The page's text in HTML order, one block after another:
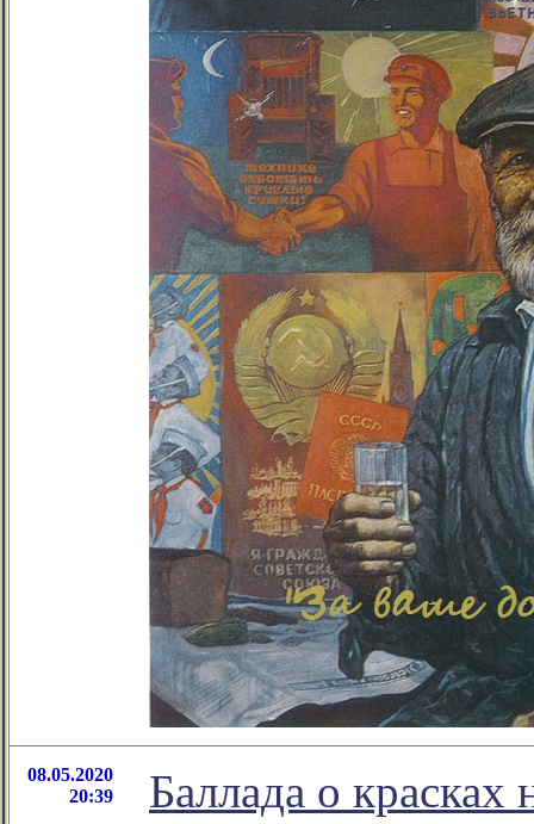
08.05.2020
20:39
Баллада о красках